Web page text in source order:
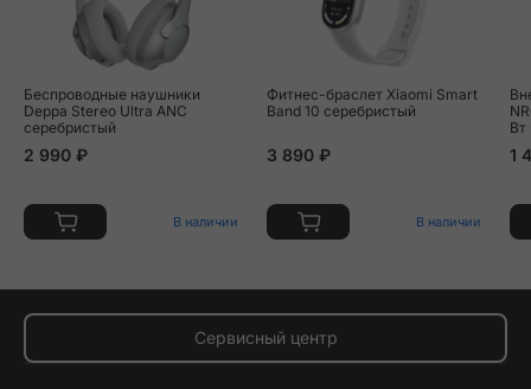
Беспроводные наушники
Deppa Stereo Ultra ANC
серебристый
2 990 ₽
В наличии
Фитнес-браслет Xiaomi Smart
Band 10 серебристый
3 890 ₽
В наличии
Вт
1
Сервисный центр